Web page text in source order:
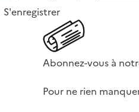
S'enregistrer
Abonnez-vous à
Pour ne rien